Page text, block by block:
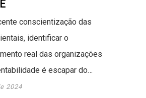
conscientização das
identificar o
real das organizações
é escapar do…
2024